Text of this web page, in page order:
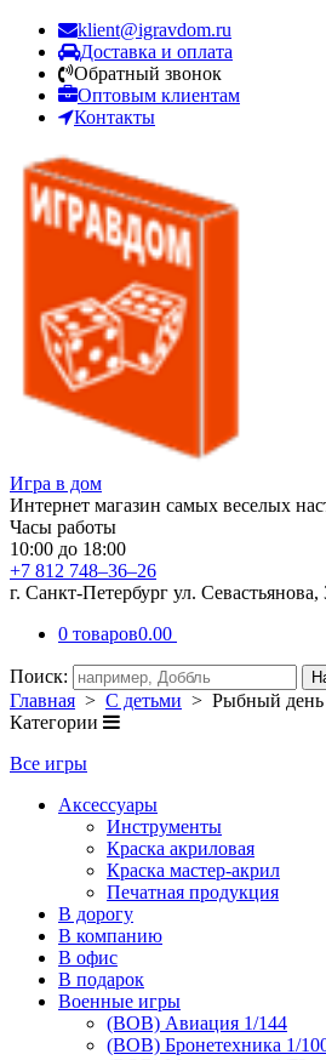
klient@igravdom.ru
Доставка и оплата
Обратный звонок
Оптовым клиентам
Контакты
Игра в дом
Интернет магазин самых веселых
Часы работы
10:00 до 18:00
+7 812 748–36–26
г. Санкт-Петербург ул. Севастьянова,
0 товаров0.00
Поиск:
Главная > С детьми > Рыбный день
Категории
Все игры
Аксессуары
Инструменты
Краска акриловая
Краска мастер-акрил
Печатная продукция
В дорогу
В компанию
В офис
В подарок
Военные игры
(ВОВ) Авиация 1/144
(ВОВ) Бронетехника 1/